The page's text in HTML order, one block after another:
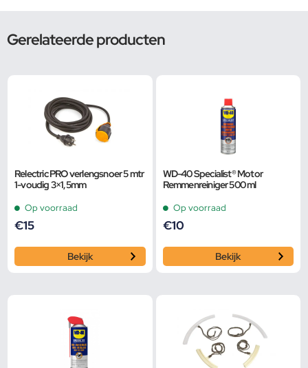
Gerelateerde producten
Relectric PRO verlengsnoer 5 mtr
1-voudig 3×1,5mm
Op voorraad
€15
Bekijk
WD-40 Specialist® Motor
Remmenreiniger 500 ml
Op voorraad
€10
Bekijk